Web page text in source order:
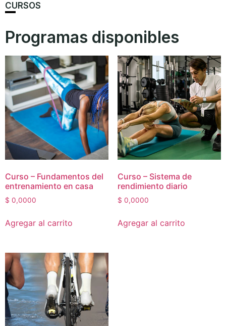
CURSOS
Programas disponibles
Curso – Fundamentos del
entrenamiento en casa
$ 0,0000
Agregar al carrito
Curso – Sistema de
rendimiento diario
$ 0,0000
Agregar al carrito